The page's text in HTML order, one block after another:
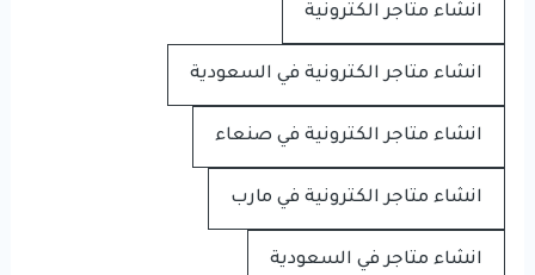
انشاء متاجر الكترونية
انشاء متاجر الكترونية في السعودية
انشاء متاجر الكترونية في صنعاء
انشاء متاجر الكترونية في مارب
انشاء متاجر في السعودية